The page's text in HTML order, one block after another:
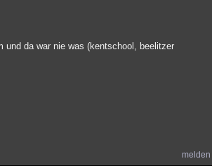
und da war nie was (kentschool, beelitzer
melden